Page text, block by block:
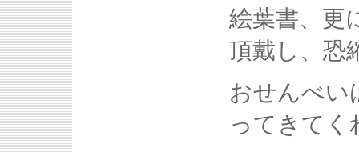
絵葉書、更
頂戴し、恐
おせんべい
ってきてく